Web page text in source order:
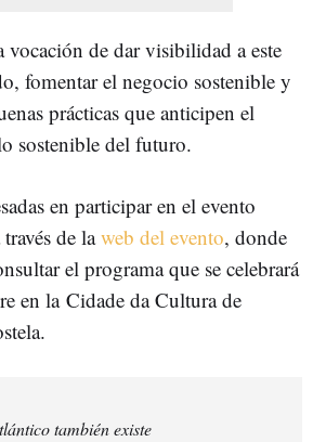
de dar visibilidad a este
fomentar el negocio sostenible y
prácticas que anticipen el
sostenible del futuro.
en participar en el evento
de laweb del evento, donde
el programa que se celebrará
en la Cidade da Cultura de
también existe